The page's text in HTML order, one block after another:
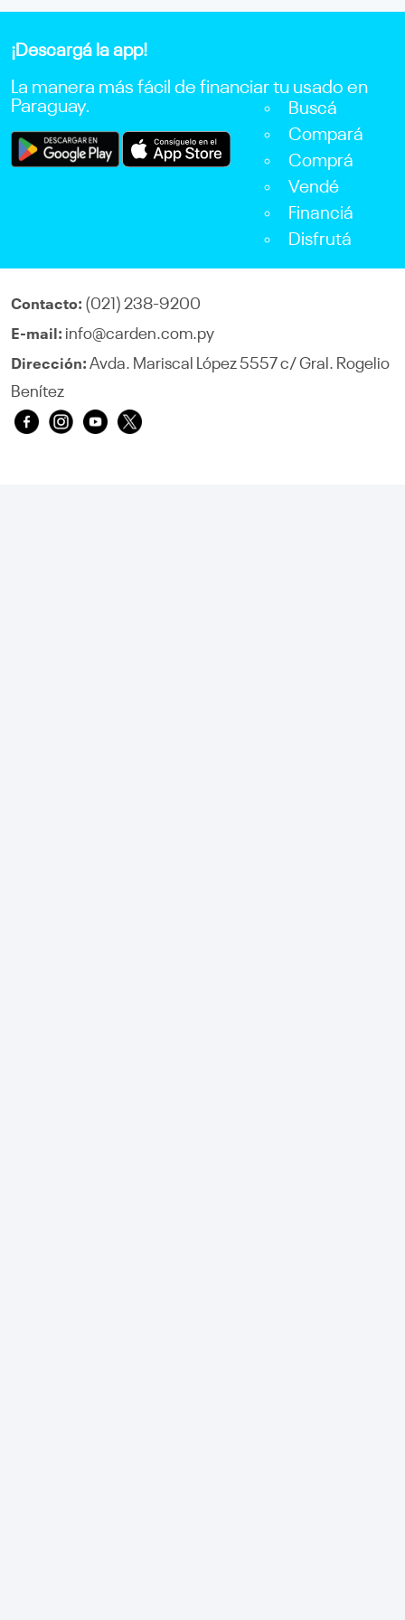
¡Descargá la app!
La manera más fácil de financiar tu usado en
Paraguay.
Buscá
Compará
Comprá
Vendé
Financiá
Disfrutá
Contacto: (021) 238-9200
E-mail: info@carden.com.py
Dirección: Avda. Mariscal López 5557 c/ Gral. Rogelio
Benítez